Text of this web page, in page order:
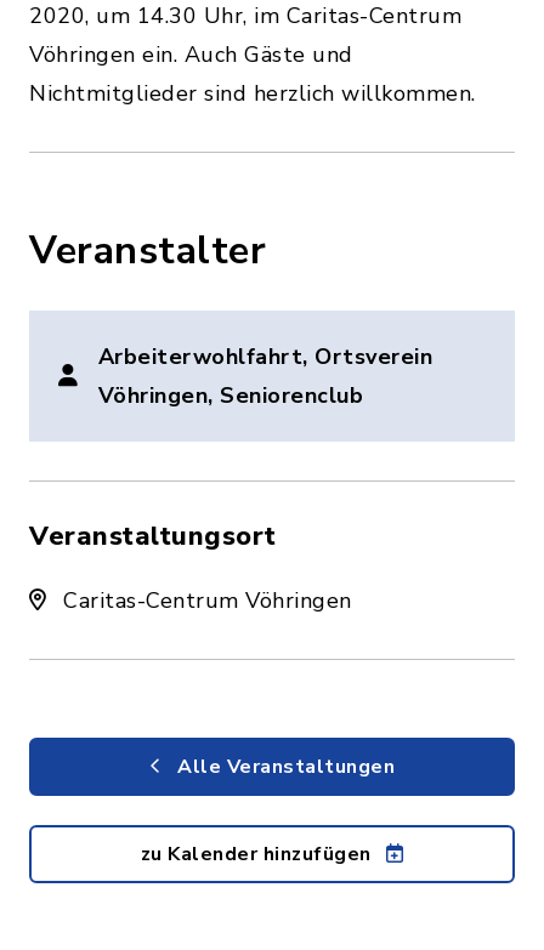
2020, um 14.30 Uhr, im Caritas-Centrum
Vöhringen ein. Auch Gäste und
Nichtmitglieder sind herzlich willkommen.
Veranstalter
Arbeiterwohlfahrt, Ortsverein
Vöhringen, Seniorenclub
Veranstaltungsort
Caritas-Centrum Vöhringen
Alle Veranstaltungen
zu Kalender hinzufügen